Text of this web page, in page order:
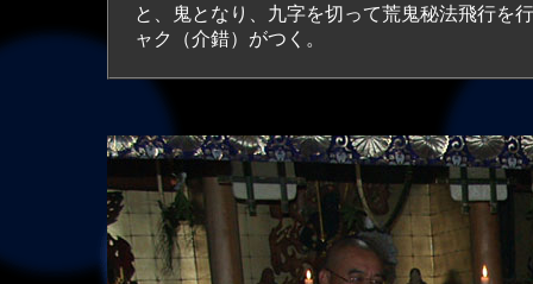
と、鬼となり、九字を切って荒鬼秘法飛行を
ャク（介錯）がつく。